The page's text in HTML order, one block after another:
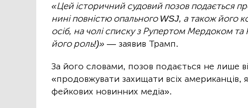
«Цей історичний судовий позов подається
нині повністю опального WSJ, а також його
осіб, на чолі списку з Рупертом Мердокомта
його роль!)» — заявив Трамп.
За його словами, позов подається не лише
«продовжувати захищати всіх американців,
фейкових новинних медіа».